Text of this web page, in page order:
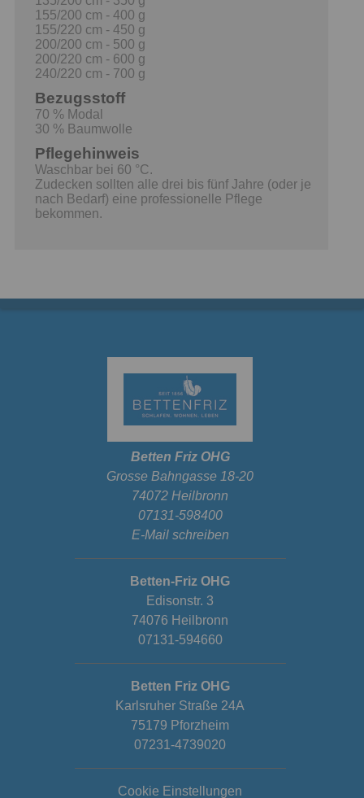
155/200 cm - 400 g
155/220 cm - 450 g
200/200 cm - 500 g
200/220 cm - 600 g
240/220 cm - 700 g
Bezugsstoff
70 % Modal
30 % Baumwolle
Pflegehinweis
Waschbar bei 60 °C.
Zudecken sollten alle drei bis fünf Jahre (oder je
nach Bedarf) eine professionelle Pflege
bekommen.
Betten Friz OHG
Grosse Bahngasse 18-20
74072 Heilbronn
07131-598400
E-Mail schreiben
Betten-Friz OHG
Edisonstr. 3
74076 Heilbronn
07131-594660
Betten Friz OHG
Karlsruher Straße 24A
75179 Pforzheim
07231-4739020
Cookie Einstellungen